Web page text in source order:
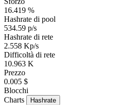
16.419 %
Hashrate di pool
534.59 p/s
Hashrate di rete
2.558 Kp/s
Difficoltà di rete
10.963 K
Prezzo
0.005 $
Blocchi
Charts
Hashrate